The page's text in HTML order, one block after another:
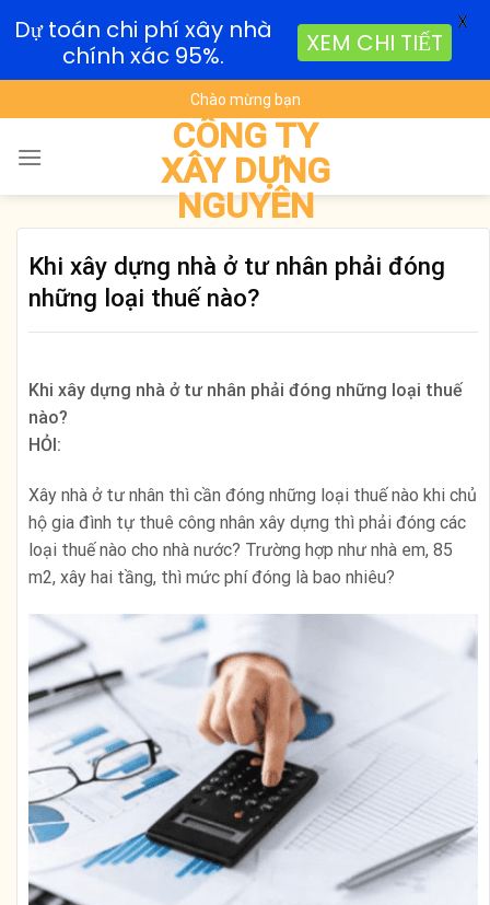
to
content
Chào mừng bạn
CÔNG TY
XÂY DỰNG
NGUYÊN
Khi xây dựng nhà ở tư nhân phải đóng
những loại thuế nào?
Khi xây dựng nhà ở tư nhân phải đóng những loại thuế
nào?
HỎI:
Xây nhà ở tư nhân thì cần đóng những loại thuế nào khi chủ
hộ gia đình tự thuê công nhân xây dựng thì phải đóng các
loại thuế nào cho nhà nước? Trường hợp như nhà em, 85
m2, xây hai tầng, thì mức phí đóng là bao nhiêu?
Dự toán chi phí xây nhà
chính xác 95%.
XEM CHI TIẾT
X